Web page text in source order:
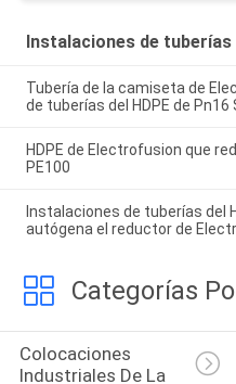
Instalaciones de tuberías
Tubería de la camiseta de
de tuberías del HDPE de Pn16
HDPE de Electrofusion que
PE100
Instalaciones de tuberías del
autógena el reductor de
Categorías
Colocaciones
Industriales De La